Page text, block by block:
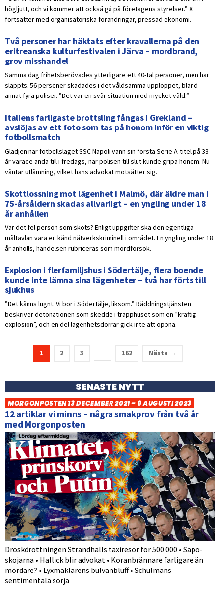
högljutt, och vi kommer att också gå på företagens styrelser.” X
fortsätter med organisatoriska förändringar, pressad ekonomi.
Två personer har häktats efter kravallerna på den
eritreanska kulturfestivalen i Järva – mordbrand,
grov misshandel
Samma dag frihetsberövades ytterligare ett 40-tal personer, men har
släppts. 56 personer skadades i det våldsamma upploppet, bland
annat fyra poliser. ”Det var en svår situation med mycket våld.”
Italiens farligaste brottsling fångas i Grekland –
avslöjas av ett foto som tas på honom inför en viktig
fotbollsmatch
Glädjen när fotbollslaget SSC Napoli vann sin första Serie A-titel på 33
år varade ända till i fredags, när polisen till slut kunde gripa honom. Nu
väntar utlämning, vilket hans advokat motsätter sig.
Skottlossning mot lägenhet i Malmö, där äldre man i
75-årsåldern skadas allvarligt – en yngling under 18
år anhållen
Var det fel person som sköts? Enligt uppgifter ska den egentliga
måltavlan vara en känd nätverkskriminell i området. En yngling under 18
år anhölls, händelsen rubriceras som mordförsök.
Explosion i flerfamiljshus i Södertälje, flera boende
kunde inte lämna sina lägenheter – två har förts till
sjukhus
”Det känns lugnt. Vi bor i Södertälje, liksom.” Räddningstjänsten
beskriver detonationen som skedde i trapphuset som en ”kraftig
explosion”, och en del lägenhetsdörrar gick inte att öppna.
1 2 3 … 162 Nästa →
SENASTE NYTT
MORGONPOSTEN 13 DECEMBER 2021 – 9 AUGUSTI 2023
12 artiklar vi minns – några smakprov från två år
med Morgonposten
Droskdrottningen Strandhälls taxiresor för 500 000 • Säpo-
skojarna • Hallick blir advokat • Koranbrännare farligare än
mördare? • Lyxmäklarens bulvanbluff • Schulmans
sentimentala sörja